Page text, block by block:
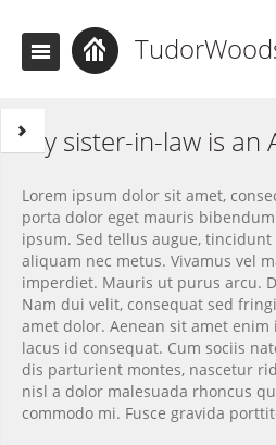
My sister-in-law is an
Lorem ipsum dolor sit amet,
porta dolor eget mauris
ipsum. Sed tellus augue,
aliquam nec metus. Vivamus vel
imperdiet. Mauris ut purus arcu.
Nam dui velit, consequat sed
amet dolor. Aenean sit amet
lacus id consequat. Cum sociis
dis parturient montes, nascetur
nisl a dolor malesuada rhoncus
commodo mi. Fusce gravida